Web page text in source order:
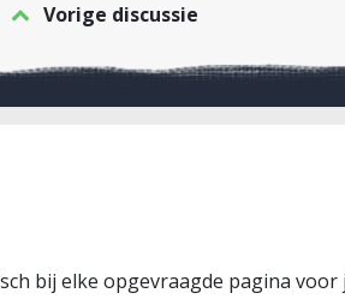
Vorige discussie
bij elke opgevraagde pagina